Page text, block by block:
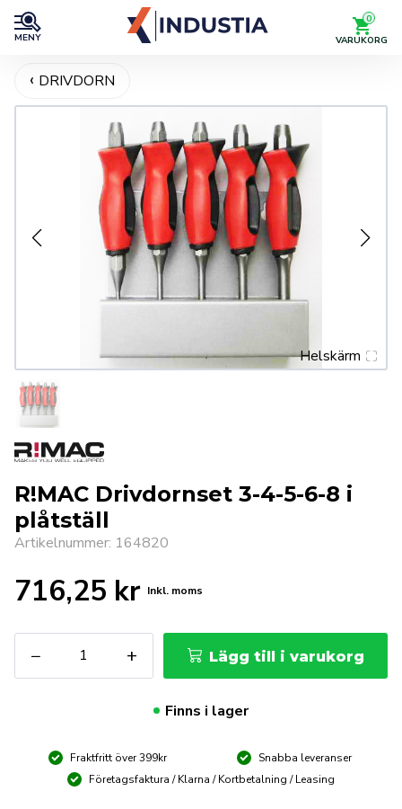
MENY
0
VARUKORG
DRIVDORN
Helskärm
R!MAC Drivdornset 3-4-5-6-8 i
plåtställ
Artikelnummer: 164820
716,25 kr Inkl. moms
−
Drivdornset
3-
+ Lägg till i varukorg
Finns i lager
Fraktfritt över 399kr
Snabba leveranser
Företagsfaktura / Klarna / Kortbetalning / Leasing